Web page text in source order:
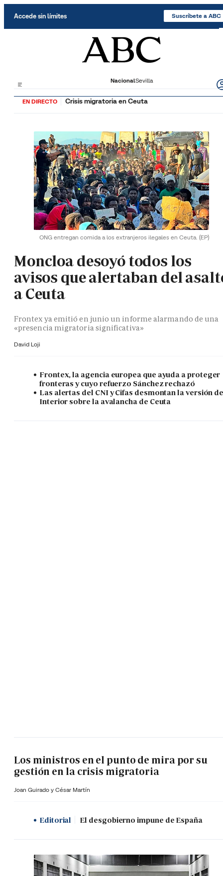
Accede sin límites Suscríbete a ABC
NacionalSevilla
EN DIRECTO Crisis migratoria en Ceuta
ONG entregan comida a los extranjeros ilegales en Ceuta. (EP)
Moncloa desoyó todos los
avisos que alertaban del
a Ceuta
Frontex ya emitió en junio un informe alarmando de una
«presencia migratoria significativa»
David Loji
Frontex, la agencia europea que ayuda a proteger
fronteras y cuyo refuerzo Sánchez rechazó
Las alertas del CNI y Cifas desmontan la versión
Interior sobre la avalancha de Ceuta
Los ministros en el punto de mira por su
gestión en la crisis migratoria
Joan Guirado y César Martín
Editorial El desgobierno impune de España